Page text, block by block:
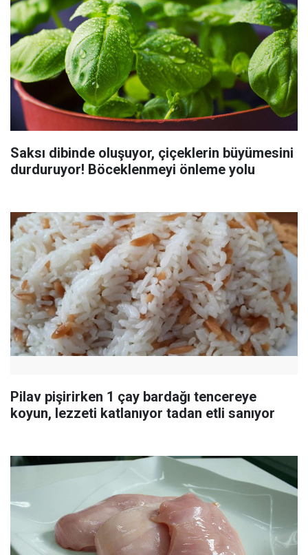
Saksı dibinde oluşuyor, çiçeklerin büyümesini
durduruyor! Böceklenmeyi önleme yolu
Pilav pişirirken 1 çay bardağı tencereye
koyun, lezzeti katlanıyor tadan etli sanıyor